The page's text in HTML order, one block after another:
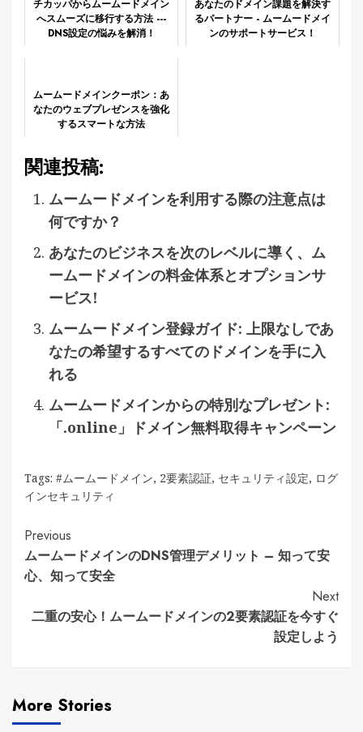
チカッパからムームードメイン
へスムーズに移行する方法 ---
DNS設定の悩みを解消！
あなたのドメイン課題を解決す
るパートナー - ムームードメイ
ンのサポートサービス！
ムームードメインクーポン：あ
なたのウェブプレゼンスを強化
するスマートな方法
関連投稿:
ムームードメインを利用する際の注意点は
何ですか？
あなたのビジネスを次のレベルに導く、ム
ームードメインの料金体系とオプションサ
ービス!
ムームードメイン登録ガイド: 上限なしであ
なたの希望するすべてのドメインを手に入
れる
ムームードメインからの特別なプレゼント:
「.online」ドメイン無料取得キャンペーン
Tags: #ムームードメイン, 2要素認証, セキュリティ設定, ログ
インセキュリティ
Continue
Reading
Previous
ムームードメインのDNS管理デメリット – 知って安
心、知って安全
Next
二重の安心！ムームードメインの2要素認証を今すぐ
設定しよう
More Stories